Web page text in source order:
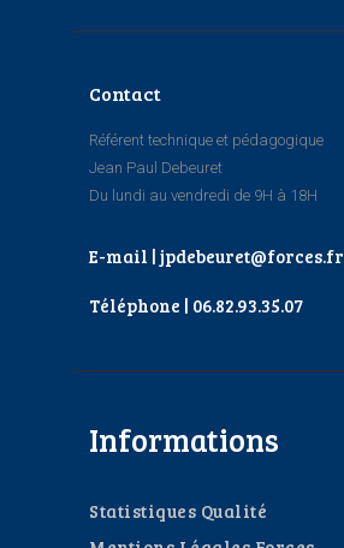
Contact
Référent technique et pédagogique
Jean Paul Debeuret
Du lundi au vendredi de 9H à 18H
E-mail | jpdebeuret@forces.fr
Téléphone | 06.82.93.35.07
Informations
Statistiques Qualité